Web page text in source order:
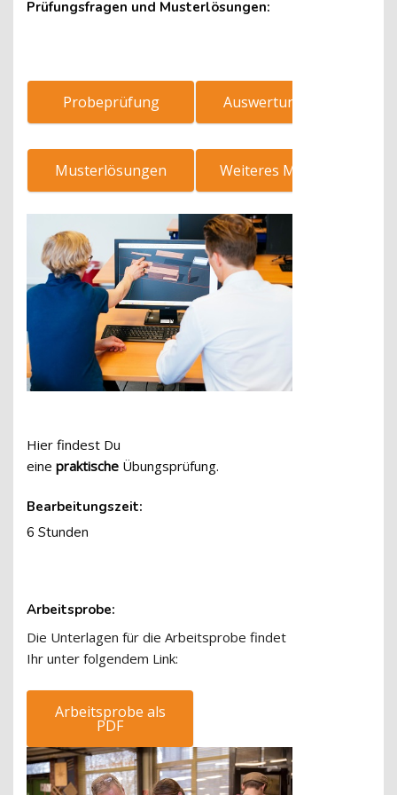
Prüfungsfragen und Musterlösungen:
Probeprüfung
Musterlösungen
Auswertung PDF
Weiteres Material
Hier findest Du
eine praktische Übungsprüfung.
Bearbeitungszeit:
6 Stunden
Arbeitsprobe:
Die Unterlagen für die Arbeitsprobe findet
Ihr unter folgendem Link:
Arbeitsprobe als
PDF